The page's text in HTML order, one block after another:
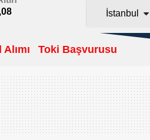
İstanbul
Artvin
Aydın
Balıkesir
Toki Başvurusu